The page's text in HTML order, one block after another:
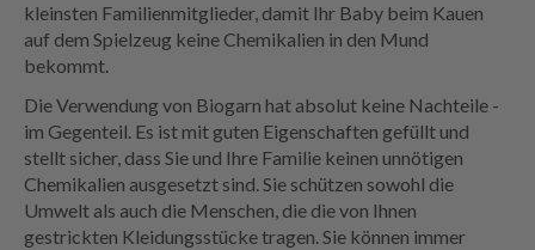
kleinsten Familienmitglieder, damit Ihr Baby beim Kauen
auf dem Spielzeug keine Chemikalien in den Mund
bekommt.
Die Verwendung von Biogarn hat absolut keine Nachteile -
im Gegenteil. Es ist mit guten Eigenschaften gefüllt und
stellt sicher, dass Sie und Ihre Familie keinen unnötigen
Chemikalien ausgesetzt sind. Sie schützen sowohl die
Umwelt als auch die Menschen, die die von Ihnen
gestrickten Kleidungsstücke tragen. Sie können immer